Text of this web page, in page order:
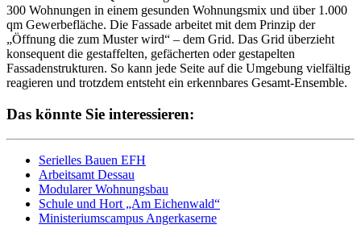
300 Wohnungen in einem gesunden Wohnungsmix und über 1.000
qm Gewerbefläche. Die Fassade arbeitet mit dem Prinzip der
„Öffnung die zum Muster wird“ – dem Grid. Das Grid überzieht
konsequent die gestaffelten, gefächerten oder gestapelten
Fassadenstrukturen. So kann jede Seite auf die Umgebung vielfältig
reagieren und trotzdem entsteht ein erkennbares Gesamt-Ensemble.
Das könnte Sie interessieren:
Serielles Bauen EFH
Arbeitsamt Dessau
Modularer Wohnungsbau
Schule und Hort „Am Eichenwald“
Ministeriumscampus Angerkaserne